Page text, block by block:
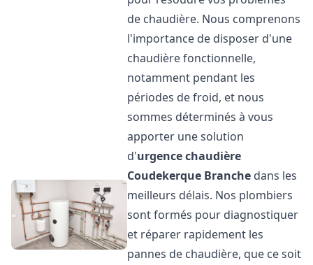
de chaudière. Nous comprenons
l'importance de disposer d'une
chaudière fonctionnelle,
notamment pendant les
périodes de froid, et nous
sommes déterminés à vous
apporter une solution
d'urgence chaudière
Coudekerque Branche dans les
meilleurs délais. Nos plombiers
sont formés pour diagnostiquer
et réparer rapidement les
pannes de chaudière, que ce soit